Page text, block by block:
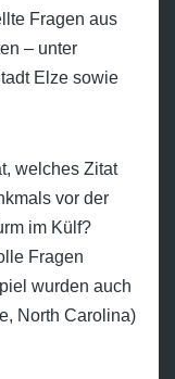
Fragen aus
– unter
Elze sowie
welches Zitat
vor der
im Külf?
Fragen
wurden auch
North Carolina)